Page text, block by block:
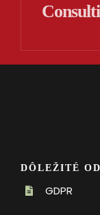
DÔLEŽITÉ
GDPR